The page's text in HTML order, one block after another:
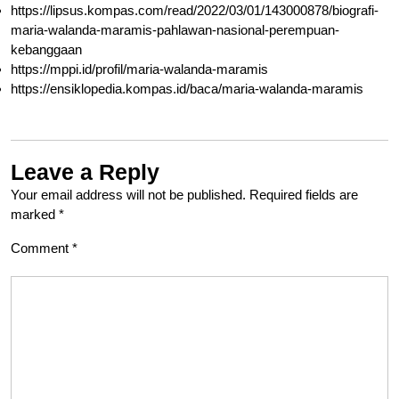
https://lipsus.kompas.com/read/2022/03/01/143000878/biografi-
maria-walanda-maramis-pahlawan-nasional-perempuan-
kebanggaan
https://mppi.id/profil/maria-walanda-maramis
https://ensiklopedia.kompas.id/baca/maria-walanda-maramis
Leave a Reply
Your email address will not be published. Required fields are
marked *
Comment *